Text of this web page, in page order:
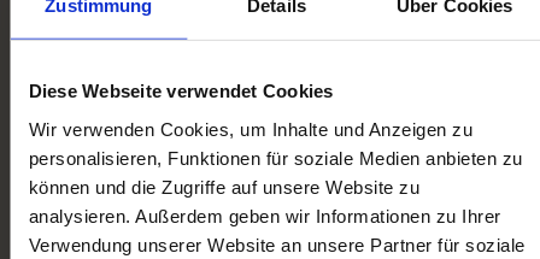
Zustimmung Details Über Cookies
Diese Webseite verwendet Cookies
Wir verwenden Cookies, um Inhalte und Anzeigen zu
personalisieren, Funktionen für soziale Medien anbieten zu
können und die Zugriffe auf unsere Website zu
analysieren. Außerdem geben wir Informationen zu Ihrer
Verwendung unserer Website an unsere Partner für soziale
UNKOMPLIZIERT, ZÜGIG
KOMPLETT VERKAUFEN
Unser extra Service für Sie:
Bei größeren Sammlungen kommen wir gern
persönlich bei Ihnen vorbei. Bei kleineren
Sammlungen und Einzelstücken stellen wir